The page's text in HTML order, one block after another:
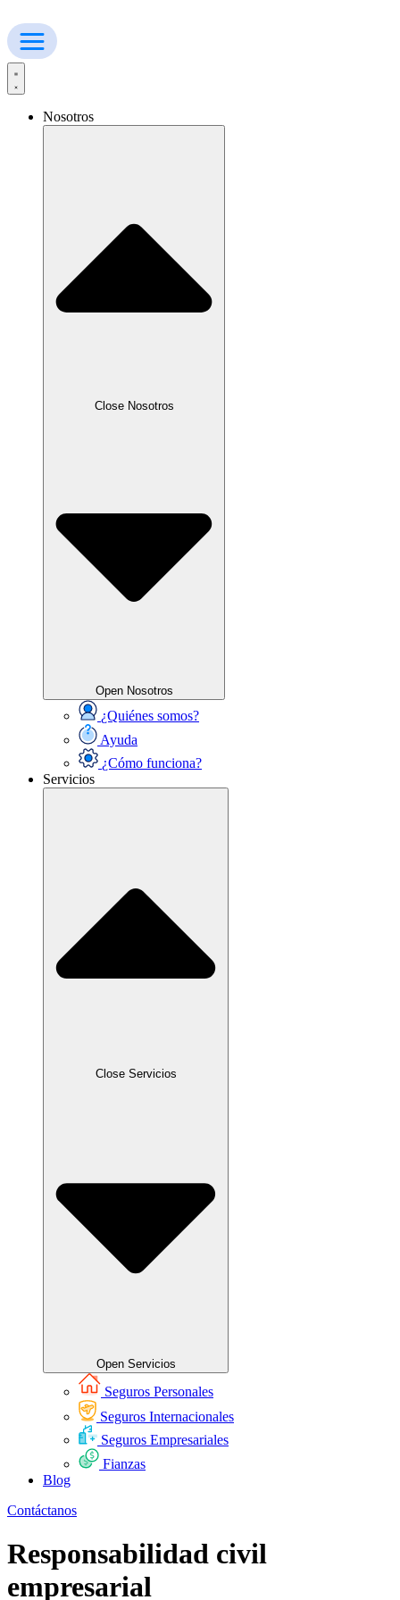
al
contenido
Nosotros
Close Nosotros
Open Nosotros
¿Quiénes somos?
Ayuda
¿Cómo funciona?
Servicios
Close Servicios
Open Servicios
Seguros Personales
Seguros Internacionales
Seguros Empresariales
Fianzas
Blog
Contáctanos
Responsabilidad civil
empresarial